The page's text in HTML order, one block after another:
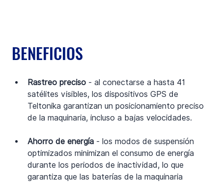
BENEFICIOS
Rastreo preciso - al conectarse a hasta 41
satélites visibles, los dispositivos GPS de
Teltonika garantizan un posicionamiento preciso
de la maquinaria, incluso a bajas velocidades.
Ahorro de energía - los modos de suspensión
optimizados minimizan el consumo de energía
durante los periodos de inactividad, lo que
garantiza que las baterías de la maquinaria